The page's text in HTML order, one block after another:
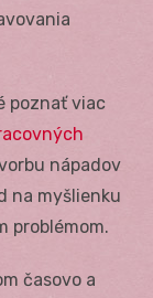
poznať viac
nápadov
na myšlienku
problémom.
časovo a